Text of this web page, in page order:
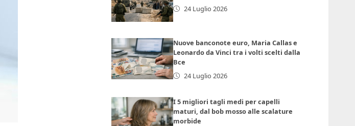
24 Luglio 2026
Nuove banconote euro, Maria Callas e
Leonardo da Vinci tra i volti scelti dalla
Bce
24 Luglio 2026
I 5 migliori tagli medi per capelli
maturi, dal bob mosso alle scalature
morbide